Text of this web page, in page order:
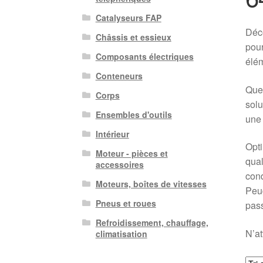
Catalyseurs FAP
Châssis et essieux
Composants électriques
Conteneurs
Corps
Ensembles d'outils
Intérieur
Moteur - pièces et
accessoires
Moteurs, boîtes de vitesses
Pneus et roues
Refroidissement, chauffage,
climatisation